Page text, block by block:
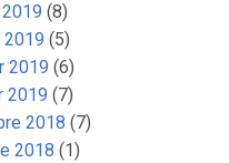
(8)
2019 (5)
2019 (6)
2019 (7)
2018 (7)
2018 (1)